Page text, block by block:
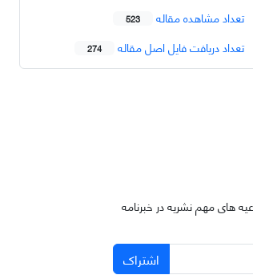
تعداد مشاهده مقاله 523
تعداد دریافت فایل اصل مقاله 274
های مهم نشریه در خبرنامه
اشتراک